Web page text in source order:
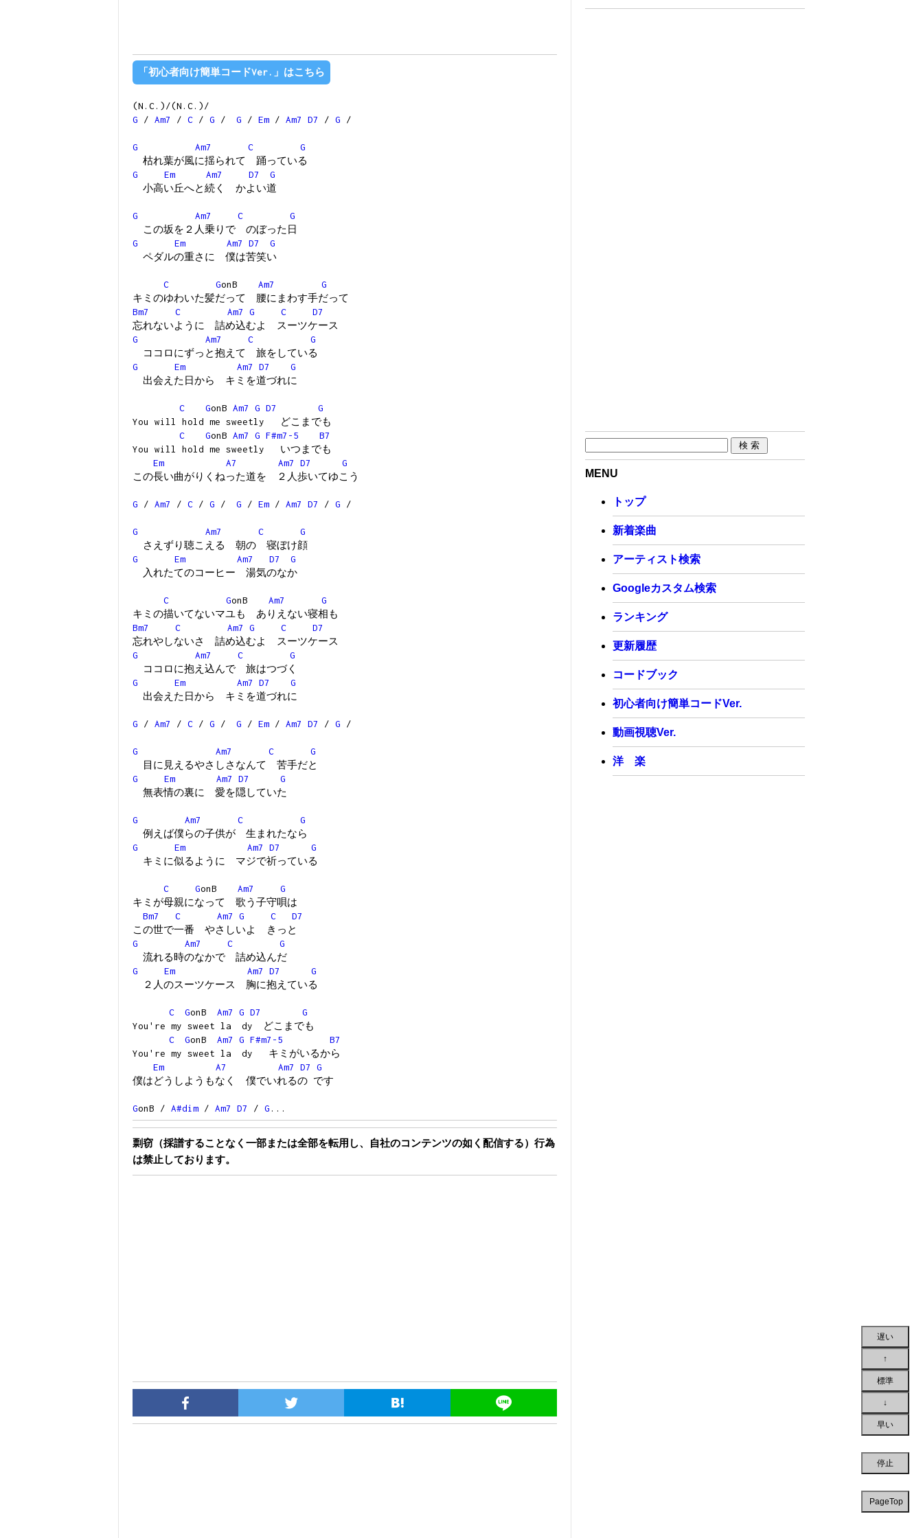
「初心者向け簡単コードVer.」はこちら
(N.C.)/(N.C.)/
G / Am7 / C / G / G / Em / Am7 D7 / G /
G Am7 C
G
枯れ葉が風に揺られて 踊っている
G
Em Am7 D7
G
小高い丘へと続く かよい道
G Am7 C
G
この坂を２人乗りで のぼった日
G
Em Am7 D7
G
ペダルの重さに 僕は苦笑い
C GonB Am7
G
キミのゆわいた髪だって 腰にまわす手だって
Bm7
C Am7 G C
D7
忘れないように 詰め込むよ スーツケース
G
Am7 C
G
ココロにずっと抱えて 旅をしている
G
Em Am7 D7
G
出会えた日から キミを道づれに
C GonB Am7 G D7
G
You will hold me sweetly どこまでも
C
GonB Am7 G F#m7-5
B7
You will hold me sweetly いつまでも
Em
A7 Am7 D7
G
この長い曲がりくねった道を ２人歩いてゆこう
G / Am7 / C / G / G / Em / Am7 D7 / G /
G Am7 C
G
さえずり聴こえる 朝の 寝ぼけ顔
G
Em Am7 D7
G
入れたてのコーヒー 湯気のなか
C GonB Am7
G
キミの描いてないマユも ありえない寝相も
Bm7
C Am7 G C
D7
忘れやしないさ 詰め込むよ スーツケース
G
Am7 C
G
ココロに抱え込んで 旅はつづく
G
Em Am7 D7
G
出会えた日から キミを道づれに
G / Am7 / C / G / G / Em / Am7 D7 / G /
G Am7 C
G
目に見えるやさしさなんて 苦手だと
G
Em Am7 D7
G
無表情の裏に 愛を隠していた
G Am7 C
G
例えば僕らの子供が 生まれたなら
G
Em Am7 D7
G
キミに似るように マジで祈っている
C GonB Am7
G
キミが母親になって 歌う子守唄は
Bm7
C Am7 G C
D7
この世で一番 やさしいよ きっと
G
Am7 C
G
流れる時のなかで 詰め込んだ
G
Em Am7 D7
G
２人のスーツケース 胸に抱えている
C GonB Am7 G D7
G
You're my sweet la dy どこまでも
C
GonB Am7 G F#m7-5
B7
You're my sweet la dy キミがいるから
Em
A7 Am7 D7
G
僕はどうしようもなく 僕でいれるの です
GonB / A#dim / Am7 D7 / G ...
剽窃（採譜することなく一部または全部を転用し、自社のコンテンツの如く配信する）行為
は禁止しております。
MENU
トップ
新着楽曲
アーティスト検索
Googleカスタム検索
ランキング
更新履歴
コードブック
初心者向け簡単コードVer.
動画視聴Ver.
洋 楽